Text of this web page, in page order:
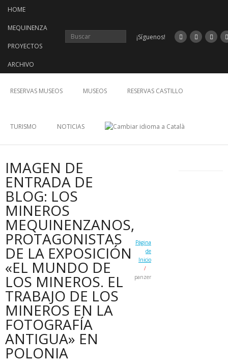
contenido
HOME
MEQUINENZA
PROYECTOS
ARCHIVO
¡Síguenos!
RESERVAS MUSEOS MUSEOS RESERVAS CASTILLO
TURISMO NOTICIAS
IMAGEN DE
ENTRADA DE
BLOG: LOS
MINEROS
MEQUINENZANOS,
PROTAGONISTAS
DE LA EXPOSICIÓN
«EL MUNDO DE
LOS MINEROS. EL
TRABAJO DE LOS
MINEROS EN LA
FOTOGRAFÍA
ANTIGUA» EN
POLONIA
Página
de
Inicio
/
panzer